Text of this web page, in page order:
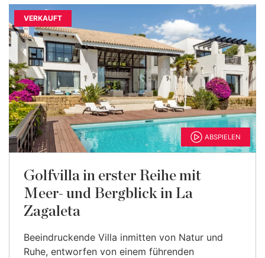
VERKAUFT
ABSPIELEN
Golfvilla in erster Reihe mit
Meer- und Bergblick in La
Zagaleta
Beeindruckende Villa inmitten von Natur und
Ruhe, entworfen von einem führenden